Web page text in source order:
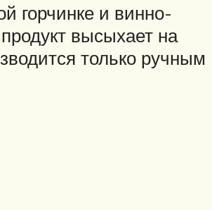
горчинке и винно-
высыхает на
только ручным